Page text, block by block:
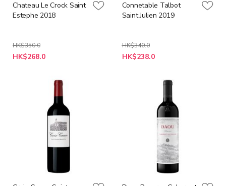
Chateau Le Crock Saint
Estephe 2018
HK$350.0
特
殊
HK$268.0
Connetable Talbot
Saint Julien 2019
HK$340.0
特
殊
HK$238.0